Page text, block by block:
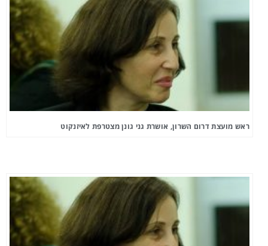
ראש מועצת דרום השרון, אושרת גני גונן מצטרפת לאיזנקוט